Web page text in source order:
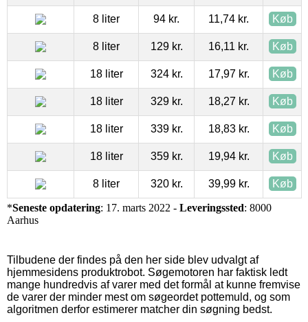
8 liter 94 kr. 11,74 kr. Køb
8 liter 129 kr. 16,11 kr. Køb
18 liter 324 kr. 17,97 kr. Køb
18 liter 329 kr. 18,27 kr. Køb
18 liter 339 kr. 18,83 kr. Køb
18 liter 359 kr. 19,94 kr. Køb
8 liter 320 kr. 39,99 kr. Køb
*Seneste opdatering: 17. marts 2022 - Leveringssted: 8000
Aarhus
Tilbudene der findes på den her side blev udvalgt af
hjemmesidens produktrobot. Søgemotoren har faktisk ledt
mange hundredvis af varer med det formål at kunne fremvise
de varer der minder mest om søgeordet pottemuld, og som
algoritmen derfor estimerer matcher din søgning bedst.